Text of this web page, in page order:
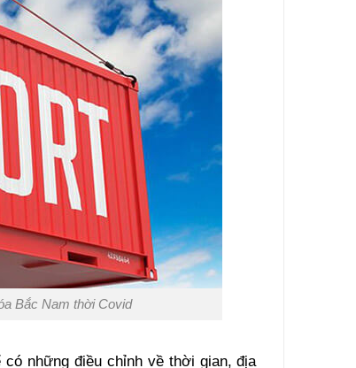
Bắc Nam thời Covid
những điều chỉnh về thời gian, địa